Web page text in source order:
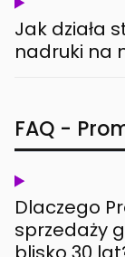
Jak działa
nadruki na
FAQ -
Dlaczego
sprzedaży